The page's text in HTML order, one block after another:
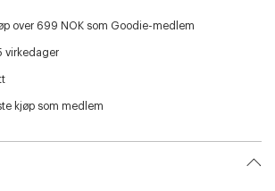
over 699 NOK som Goodie-medlem
virkedager
kjøp som medlem